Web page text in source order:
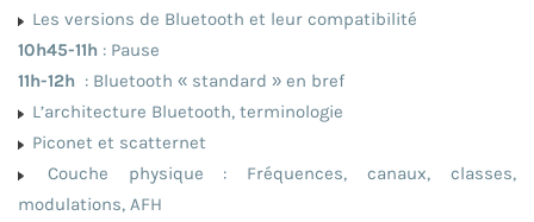
Les versions de Bluetooth et leur compatibilité
10h45-11h : Pause
11h-12h : Bluetooth « standard » en bref
L’architecture Bluetooth, terminologie
Piconet et scatternet
Couche physique : Fréquences, canaux, classes,
modulations, AFH